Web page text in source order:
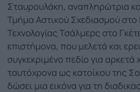
Σταυρουλάκη, αναπληρώτρια
Τμήμα Αστικού Σχεδιασμού στο
Τεχνολογίας Τσάλμερς στο
επιστήμονα, που μελετά και
συγκεκριμένο πεδίο για αρκετά
ταυτόχρονα ως κατοίκου της
δώσει μια εικόνα για τη